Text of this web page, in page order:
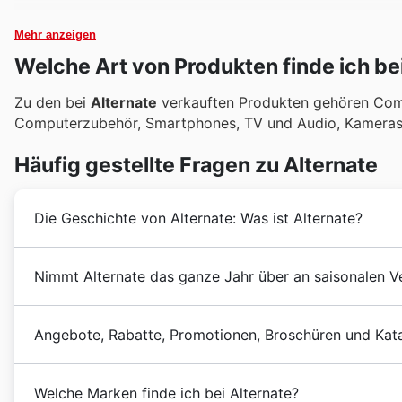
Mehr anzeigen
Welche Art von Produkten finde ich
Zu den bei Alternate verkauften Produkten gehören
Computerzubehör, Smartphones, TV und Audio,
Häufig gestellte Fragen zu Alternate
Die Geschichte von Alternate: Was ist Alternate?
gutes Gespür für neue Trends und das Wagnis im
Produkte im Internet verkaufte, wurde das
Internet.
Am Anfang war das Hauptgeschäft des
erfolgten per Telefon und Fax, und die Werbung
Commodore 1994 zahlungsunfähig wurde und Atari
Nimmt Alternate das ganze Jahr über an saisonalen
FrühlingsangebotenundSommeraktionenbis hin
Winterangeboten, einschließlichChristmasund
Preisnachlässe. Darüber hinaus sollten Sie Angebote
Angebote, Rabatte, Promotionen, Broschüren und
Welche Marken finde ich bei Alternate?